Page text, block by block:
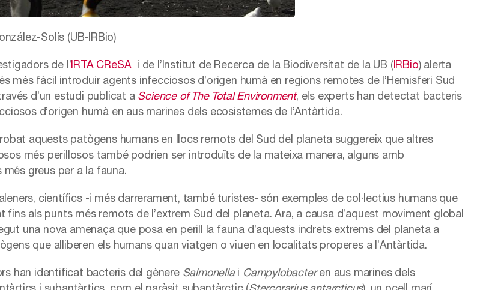
Solís (UB-IRBio)
de l’ IRTA CReSAi de l’Institut de Recerca de la Biodiversitat de la UB (IRBio) alerta
més fàcil introduir agents infecciosos d’origen humà en regions remotes de l’Hemisferi Sud
d’un estudi publicat a Science of The Total Environment, els experts han detectat bacteris
d’origen humà en aus marines dels ecosistemes de l’Antàrtida.
aquests patògens humans en llocs remots del Sud del planeta suggereix que altres
més perillosos també podrien ser introduïts de la mateixa manera, alguns amb
més greus per a la fauna.
científics -i més darrerament, també turistes- són exemples de col·lectius humans que
fins als punts més remots de l’extrem Sud del planeta. Ara, a causa d’aquest moviment global
una nova amenaça que posa en perill la fauna d’aquests indrets extrems del planeta a
que alliberen els humans quan viatgen o viuen en localitats properes a l’Antàrtida.
han identificat bacteris del gènere Salmonellai Campylobacteren aus marines dels